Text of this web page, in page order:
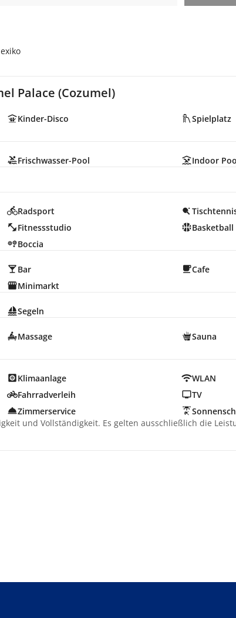
Palace (Cozumel)
Kinder-Disco
Spielplatz
Frischwasser-Pool Indoor
Radsport
Fitnessstudio
Basketball
Boccia
Bar
Cafe
Minimarkt
Segeln
Massage
Sauna
Klimaanlage
WLAN
Fahrradverleih
TV
Zimmerservice
und Vollständigkeit. Es gelten ausschließlich die